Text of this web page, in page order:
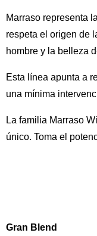
Marraso representa
respeta el origen de
hombre y la belleza
Esta línea apunta a
una mínima
La familia Marraso
único. Toma el
Gran Blend